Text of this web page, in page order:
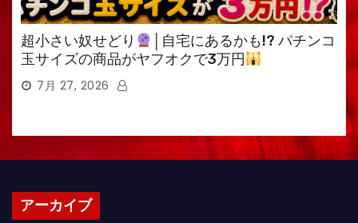
超小さい奴せどり
│自宅にあるかも!? パチンコ
玉サイズの商品がヤフオクで3万円
7月 27, 2026
アーカイブ